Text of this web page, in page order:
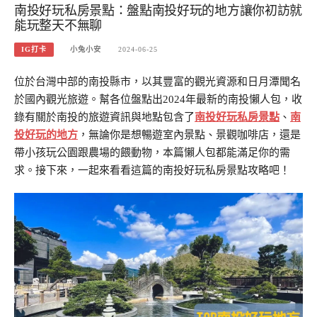
南投好玩私房景點：盤點南投好玩的地方讓你初訪就
能玩整天不無聊
IG打卡 小兔小安 2024-06-25
位於台灣中部的南投縣市，以其豐富的觀光資源和日月潭聞名
於國內觀光旅遊。幫各位盤點出2024年最新的南投懶人包，收
錄有關於南投的旅遊資訊與地點包含了南投好玩私房景點 、 南
投好玩的地方 ，無論你是想暢遊室內景點、景觀咖啡店，還是
帶小孩玩公園跟農場的餵動物，本篇懶人包都能滿足你的需
求。接下來，一起來看看這篇的南投好玩私房景點攻略吧！